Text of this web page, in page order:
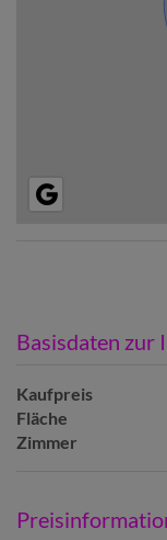
Basisdaten zur
Kaufpreis
Fläche
Zimmer